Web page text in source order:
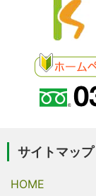
サイトマップ
HOME